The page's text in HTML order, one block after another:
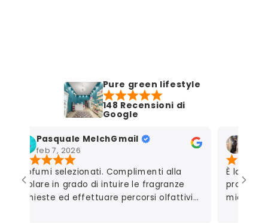
Pure green lifestyle
148 Recensioni di
Google
Pasquale MelchGmail
feb 7, 2026
Profumi selezionati. Complimenti alla
titolare in grado di intuire le fragranze
richieste ed effettuare percorsi olfattivi
È la
mio